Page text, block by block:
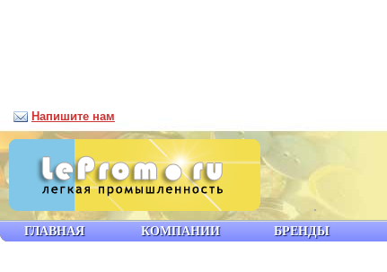
ГЛАВНАЯ КОМПАНИИ БРЕНДЫ
Напишите нам